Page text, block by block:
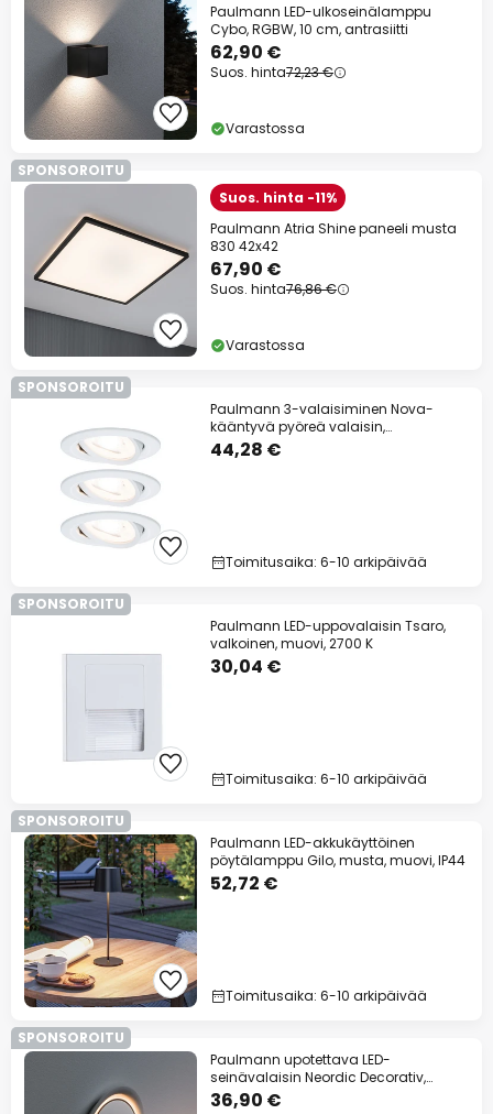
Paulmann LED-ulkoseinälamppu
Cybo, RGBW, 10 cm, antrasiitti
62,90 €
Suos. hinta72,23 €
Varastossa
SPONSOROITU
Suos. hinta -11%
Paulmann Atria Shine paneeli musta
830 42x42
67,90 €
Suos. hinta76,86 €
Varastossa
SPONSOROITU
Paulmann 3-valaisiminen Nova-
kääntyvä pyöreä valaisin,
mattavalkoinen, GU10,
44,28 €
Toimitusaika: 6-10 arkipäivää
SPONSOROITU
Paulmann LED-uppovalaisin Tsaro,
valkoinen, muovi, 2700 K
30,04 €
Toimitusaika: 6-10 arkipäivää
SPONSOROITU
Paulmann LED-akkukäyttöinen
pöytälamppu Gilo, musta, muovi, IP44
52,72 €
Toimitusaika: 6-10 arkipäivää
SPONSOROITU
Paulmann upotettava LED-
seinävalaisin Neordic Decorativ,
valkoinen, pyöreä
36,90 €